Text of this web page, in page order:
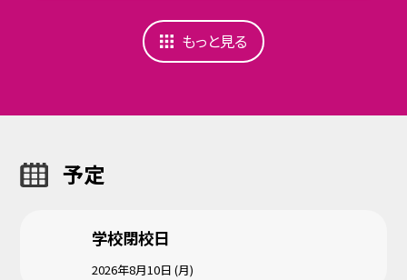
もっと見る
予定
学校閉校日
2026年8月10日 (月)